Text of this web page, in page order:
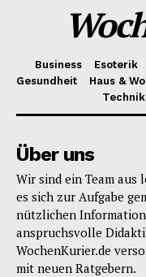
Business Esoterik
Gesundheit
Haus &
Technik
Über uns
Wir sind ein Team aus
es sich zur Aufgabe
nützlichen
anspruchsvolle
WochenKurier.de
mit neuen Ratgebern.